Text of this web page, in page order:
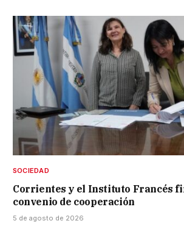
SOCIEDAD
Corrientes y el Instituto Francés
convenio de cooperación
5 de agosto de 2026